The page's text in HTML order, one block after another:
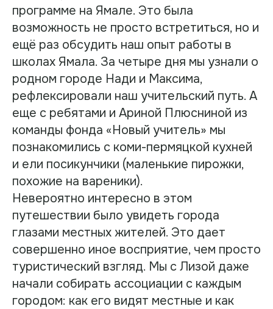
программе на Ямале. Это была
возможность не просто встретиться, но и
ещё раз обсудить наш опыт работы в
школах Ямала. За четыре дня мы узнали о
родном городе Нади и Максима,
рефлексировали наш учительский путь. А
еще с ребятами и Ариной Плюсниной из
команды фонда «Новый учитель» мы
познакомились с коми-пермяцкой кухней
и ели посикунчики (маленькие пирожки,
похожие на вареники).
Невероятно интересно в этом
путешествии было увидеть города
глазами местных жителей. Это дает
совершенно иное восприятие, чем просто
туристический взгляд. Мы с Лизой даже
начали собирать ассоциации с каждым
городом: как его видят местные и как